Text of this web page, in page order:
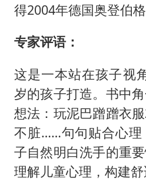
得2004年德国奥登伯格
专家评语：
这是一本站在孩子视
岁的孩子打造。书中
想法：玩泥巴蹭蹭衣
不脏……句句贴合心理
子自然明白洗手的重
理解儿童心理，构建舒